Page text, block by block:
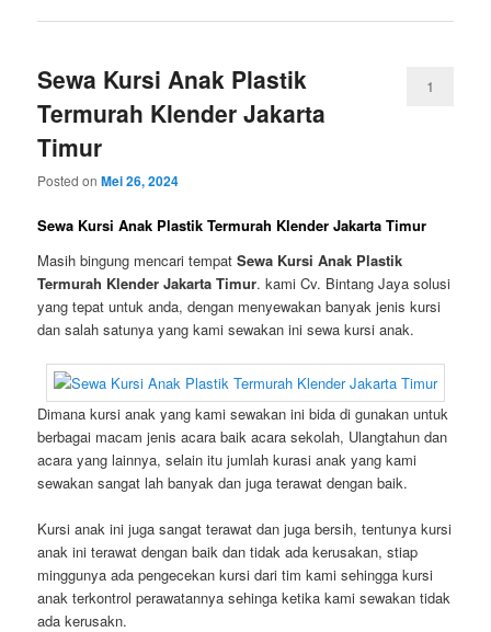
Sewa Kursi Anak Plastik
Termurah Klender Jakarta
Timur
Posted onMei 26, 2024
1
Sewa Kursi Anak Plastik Termurah Klender Jakarta Timur
Masih bingung mencari tempatSewa Kursi Anak Plastik
Termurah Klender Jakarta Timur. kami Cv. Bintang Jaya solusi
yang tepat untuk anda, dengan menyewakan banyak jenis kursi
dan salah satunya yang kami sewakan ini sewa kursi anak.
Dimana kursi anak yang kami sewakan ini bida di gunakan untuk
berbagai macam jenis acara baik acara sekolah, Ulangtahun dan
acara yang lainnya, selain itu jumlah kurasi anak yang kami
sewakan sangat lah banyak dan juga terawat dengan baik.
Kursi anak ini juga sangat terawat dan juga bersih, tentunya kursi
anak ini terawat dengan baik dan tidak ada kerusakan, stiap
minggunya ada pengecekan kursi dari tim kami sehingga kursi
anak terkontrol perawatannya sehinga ketika kami sewakan tidak
ada kerusakn.